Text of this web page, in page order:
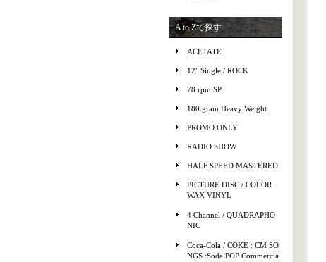
A to Zで探す
ACETATE
12" Single / ROCK
78 rpm SP
180 gram Heavy Weight
PROMO ONLY
RADIO SHOW
HALF SPEED MASTERED
PICTURE DISC / COLOR
WAX VINYL
4 Channel / QUADRAPHO
NIC
Coca-Cola / COKE : CM SO
NGS :Soda POP Commercia